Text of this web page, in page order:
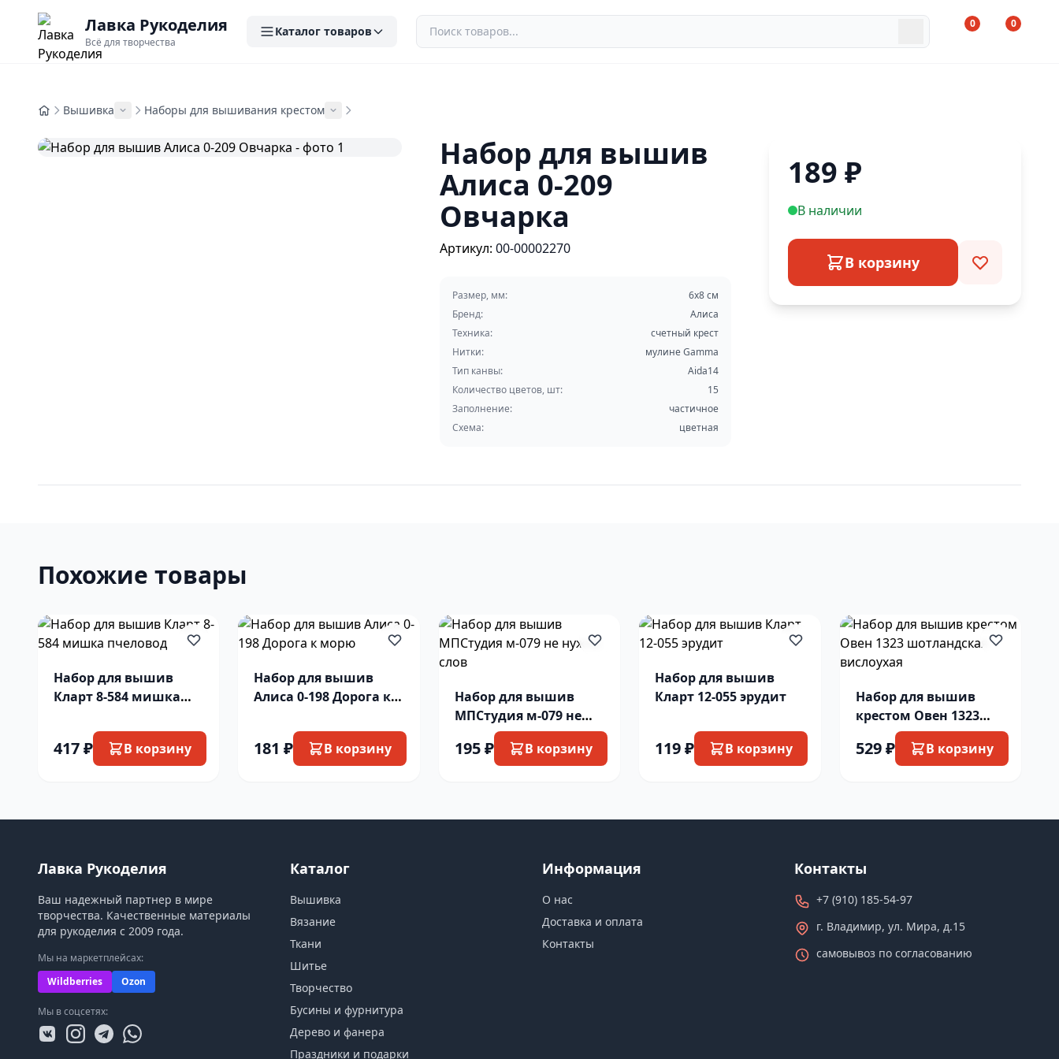
Лавка Рукоделия
Всё для творчества
Каталог товаров
0 0
Вышивка Наборы для вышивания крестом
Набор для вышив
Алиса 0-209
Овчарка
Артикул:00-00002270
Размер, мм:
6х8 см
Бренд:
Алиса
Техника:
счетный крест
Нитки:
мулине Gamma
Тип канвы:
Aida14
Количество цветов, шт:
15
Заполнение:
частичное
Схема:
цветная
189 ₽
В наличии
В корзину
Похожие товары
Набор для вышив
Кларт 8-584 мишка
417 ₽ В корзину
Набор для вышив
Алиса 0-198 Дорога к
181 ₽ В корзину
Набор для вышив
МПСтудия м-079 не
нужно слов
195 ₽ В корзину
Набор для вышив
Кларт 12-055 эрудит
119 ₽ В корзину
Набор для вышив
крестом Овен 1323
шотландская
вислоухая
529 ₽ В корзину
Лавка Рукоделия
Ваш надежный партнер в мире
творчества. Качественные материалы
для рукоделия с 2009 года.
Мы на маркетплейсах:
Wildberries
Ozon
Мы в соцсетях:
Каталог
Вышивка
Вязание
Ткани
Шитье
Творчество
Бусины и фурнитура
Дерево и фанера
Праздники и подарки
Информация
О нас
Доставка и оплата
Контакты
Контакты
+7 (910) 185-54-97
г. Владимир, ул. Мира, д.15
самовывоз по согласованию